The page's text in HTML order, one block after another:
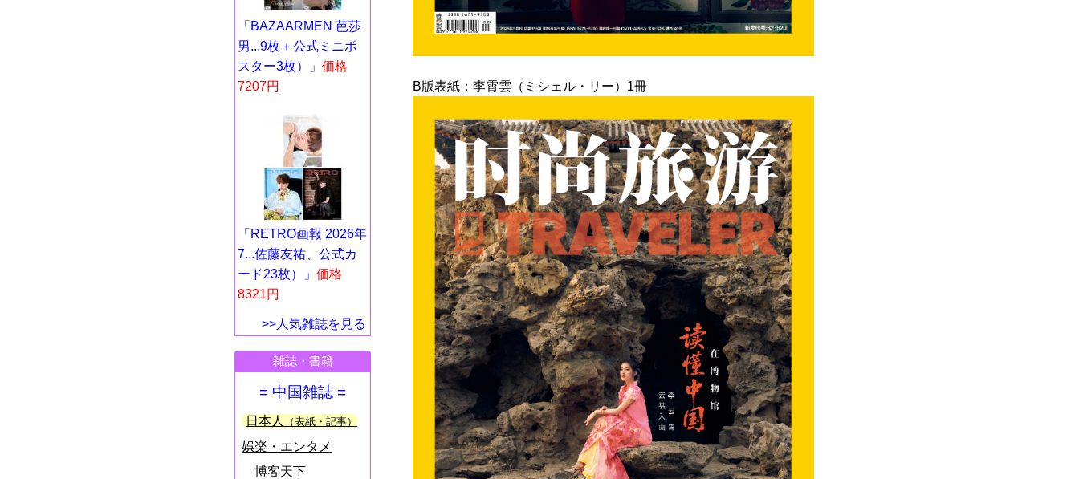
「BAZAARMEN 芭莎
男...9枚＋公式ミニポ
スター3枚）」 価格
7207円
「RETRO画報 2026年
7...佐藤友祐、公式カ
ード23枚）」 価格
8321円
>>人気雑誌を見る
雑誌・書籍
= 中国雑誌 =
日本人 （表紙・記事）
娯楽・エンタメ
博客天下
B版表紙：李霄雲（ミシェル・リー）1冊